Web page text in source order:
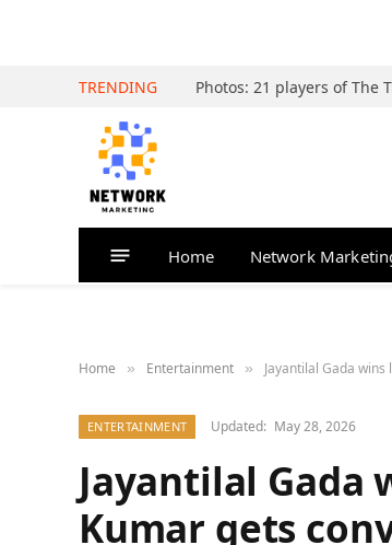
TRENDING
Home Network
Home » Entertainment » Jayantilal Gada
ENTERTAINMENT Updated: May 28, 2026
Jayantilal Gada
Kumar gets